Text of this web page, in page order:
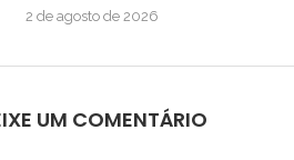
2 de agosto de 2026
UM COMENTÁRIO